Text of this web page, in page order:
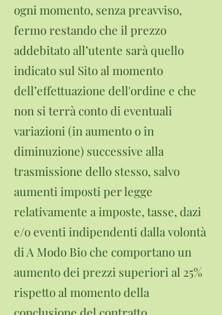
ogni momento, senza preavviso,
fermo restando che il prezzo
addebitato all’utente sarà quello
indicato sul Sito al momento
dell’effettuazione dell'ordine e che
non si terrà conto di eventuali
variazioni (in aumento o in
diminuzione) successive alla
trasmissione dello stesso, salvo
aumenti imposti per legge
relativamente a imposte, tasse, dazi
e/o eventi indipendenti dalla volontà
di A Modo Bio che comportano un
aumento dei prezzi superiori al 25%
rispetto al momento della